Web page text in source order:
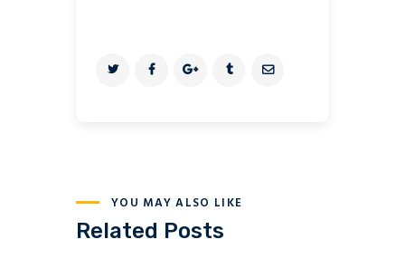
YOU MAY ALSO LIKE
Related Posts